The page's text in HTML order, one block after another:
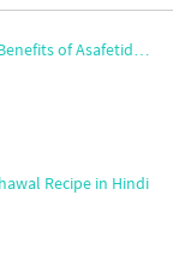
Benefits of Asafetid…
Recipe in Hindi